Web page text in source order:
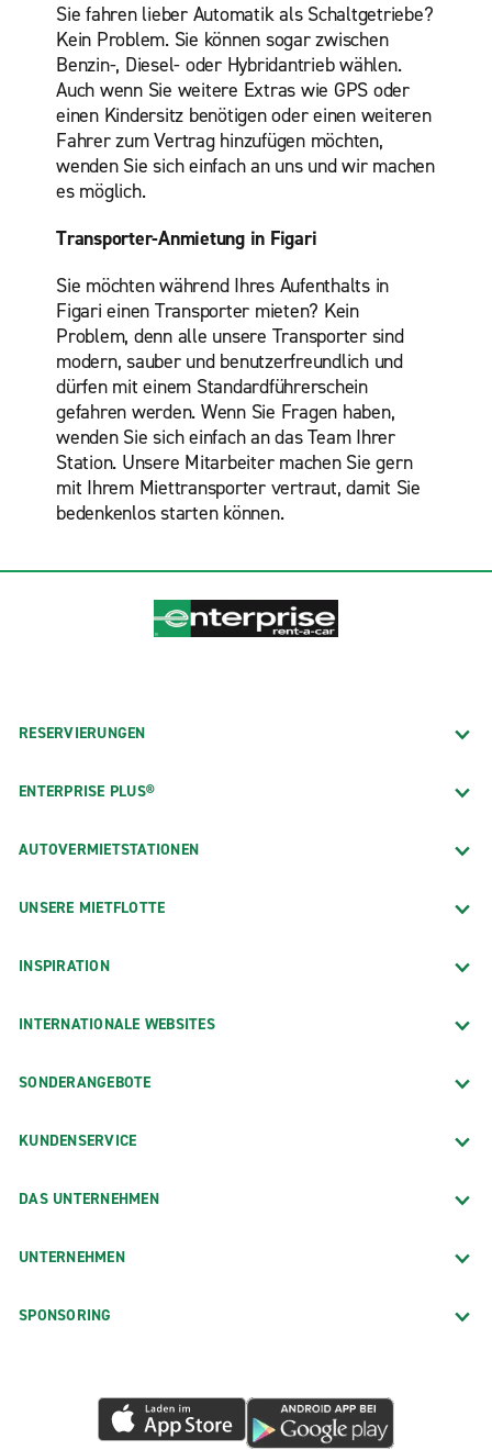
Sie fahren lieber Automatik als Schaltgetriebe?
Kein Problem. Sie können sogar zwischen
Benzin-, Diesel- oder Hybridantrieb wählen.
Auch wenn Sie weitere Extras wie GPS oder
einen Kindersitz benötigen oder einen weiteren
Fahrer zum Vertrag hinzufügen möchten,
wenden Sie sich einfach an uns und wir machen
es möglich.
Transporter-Anmietung in Figari
Sie möchten während Ihres Aufenthalts in
Figari einen Transporter mieten? Kein
Problem, denn alle unsere Transporter sind
modern, sauber und benutzerfreundlich und
dürfen mit einem Standardführerschein
gefahren werden. Wenn Sie Fragen haben,
wenden Sie sich einfach an das Team Ihrer
Station. Unsere Mitarbeiter machen Sie gern
mit Ihrem Miettransporter vertraut, damit Sie
bedenkenlos starten können.
RESERVIERUNGEN
ENTERPRISE PLUS®
AUTOVERMIETSTATIONEN
UNSERE MIETFLOTTE
INSPIRATION
INTERNATIONALE WEBSITES
SONDERANGEBOTE
KUNDENSERVICE
DAS UNTERNEHMEN
UNTERNEHMEN
SPONSORING